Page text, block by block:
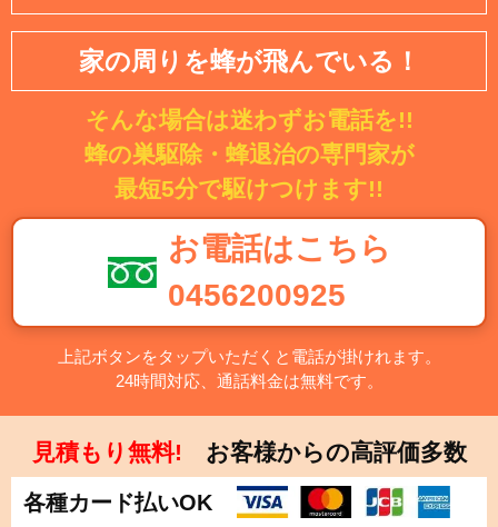
北海道
青森県
岩手県
宮城県
秋田県
山形県
福島県
関東
茨城県
埼玉県
千葉県
東京都
栃木県
群馬県
中部
石川県
福井県
山梨県
長野県
家の周りを蜂が飛んでいる！
そんな場合は迷わずお電話を!!
蜂の巣駆除・蜂退治の専門家が
最短5分で駆けつけます!!
お電話はこちら
0456200925
上記ボタンをタップいただくと電話が掛けれます。
24時間対応、通話料金は無料です。
見積もり無料! お客様からの高評価多数
各種カード払いOK